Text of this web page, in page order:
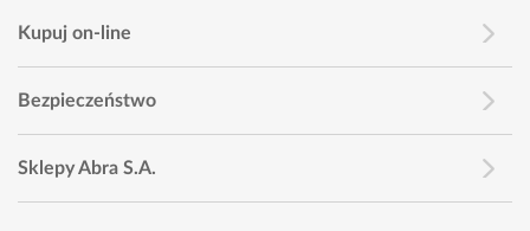
Kupuj on-line
Bezpieczeństwo
Sklepy Abra S.A.